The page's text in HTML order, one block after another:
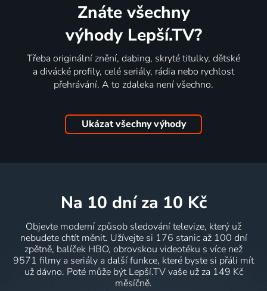
Znáte všechny
výhody Lepší.TV?
Třeba originální znění, dabing, skryté titulky, dětské
a divácké profily, celé seriály, rádia nebo rychlost
přehrávání. A to zdaleka není všechno.
Ukázat všechny výhody
na 10 dní za 10 Kč
Objevte moderní způsob sledování televize, který už
nebudete chtít měnit. Užívejte si 176 stanic až 100 dní
zpětně, balíček HBO, obrovskou videotéku s více než
9571 filmy a seriály a další funkce, které byste si přáli mít
už dávno. Poté může být Lepší.TV vaše už za 149 Kč
měsíčně.